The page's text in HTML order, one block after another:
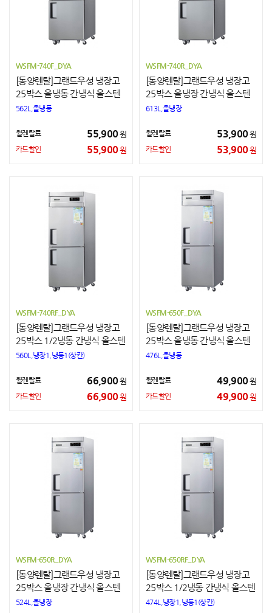
WSFM-740F_DYA
[동양렌탈]그랜드우성 냉장고
25박스 올냉동 간냉식 올스텐
562L,올냉동
월렌탈료 55,900원
카드할인 55,900원
WSFM-740R_DYA
[동양렌탈]그랜드우성 냉장고
25박스 올냉장 간냉식 올스텐
613L,올냉장
월렌탈료 53,900원
카드할인 53,900원
WSFM-740RF_DYA
[동양렌탈]그랜드우성 냉장고
25박스 1/2냉동 간냉식 올스텐
560L,냉장1,냉동1(상칸)
월렌탈료 66,900원
카드할인 66,900원
WSFM-650F_DYA
[동양렌탈]그랜드우성 냉장고
25박스 올냉동 간냉식 올스텐
476L,올냉동
월렌탈료 49,900원
카드할인 49,900원
WSFM-650R_DYA
[동양렌탈]그랜드우성 냉장고
25박스 올냉장 간냉식 올스텐
524L,올냉장
WSFM-650RF_DYA
[동양렌탈]그랜드우성 냉장고
25박스 1/2냉동 간냉식 올스텐
474L,냉장1,냉동1(상칸)